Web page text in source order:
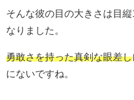
そんな彼の目の大きさは目
なりました。
勇敢さを持った真剣な眼差し
にないですね。